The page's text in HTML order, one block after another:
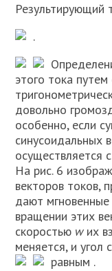
Результирующий
.
этого тока
довольно
особенно, если
синусоидальных
осуществляется
На рис. 6
векторов токов,
дают
вращении этих
скоростью wих
меняется, и угол
равным .